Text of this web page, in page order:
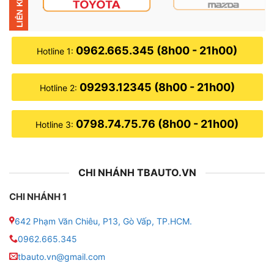
● Led nội thất 20 vị trí cũng những vị trí của bộ 18 vị
trí có thêm 2 thanh led ở con ngựa giữa, cũng có thể
là vị trí tương tự.
● Led nội thất 22 vị trí cũng giống như bộ led 18 vị trí
nhưng phụ kiện sẽ có thêm 4 vị trí ở cánh của.
● Led nội thất 24 vị trí cũng giống như bộ led 20 vị trí
nhưng nó có thêm 4 vị trí loa cánh cửa.
Hotline 1: 0962.665.345 (8h00 - 21h00)
Hotline 2: 09293.12345 (8h00 - 21h00)
Hotline 3: 0798.74.75.76 (8h00 - 21h00)
CHI NHÁNH TBAUTO.VN
CHI NHÁNH 1
642 Phạm Văn Chiêu, P13, Gò Vấp, TP.HCM.
0962.665.345
tbauto.vn@gmail.com